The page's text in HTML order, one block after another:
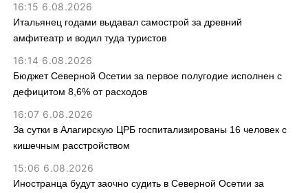
16:15 6.08.2026
Итальянец годами выдавал самострой за древний
амфитеатр и водил туда туристов
16:14 6.08.2026
Бюджет Северной Осетии за первое полугодие исполнен с
дефицитом 8,6% от расходов
16:07 6.08.2026
За сутки в Алагирскую ЦРБ госпитализированы 16 человек с
кишечным расстройством
15:06 6.08.2026
Иностранца будут заочно судить в Северной Осетии за